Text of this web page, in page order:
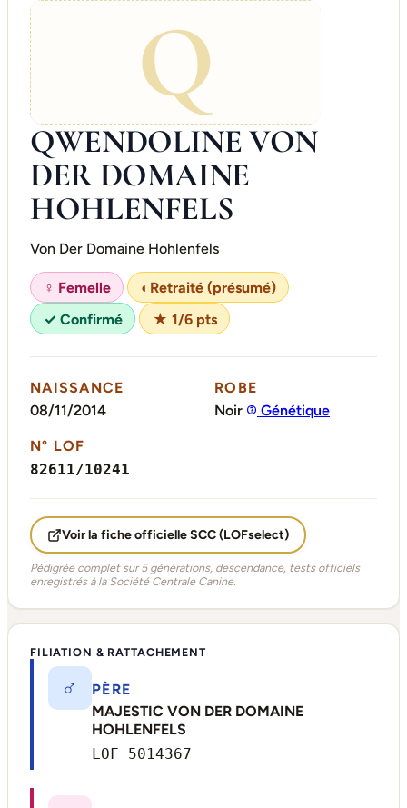
Q
QWENDOLINE VON
DER DOMAINE
HOHLENFELS
Von Der Domaine Hohlenfels
♀ Femelle ◐ Retraité (présumé)
✓ Confirmé
★ 1/6 pts
NAISSANCE
08/11/2014
ROBE
Noir
Génétique
N° LOF
82611/10241
Voir la fiche officielle SCC (LOFselect)
Pédigrée complet sur 5 générations, descendance, tests officiels
enregistrés à la Société Centrale Canine.
FILIATION & RATTACHEMENT
♂
PÈRE
MAJESTIC VON DER DOMAINE
HOHLENFELS
LOF 5014367